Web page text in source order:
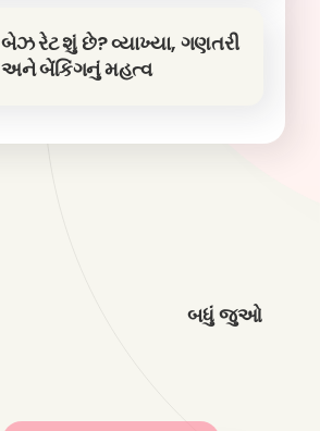
બેઝ રેટ શું છે? વ્યાખ્યા, ગણતરી
અને બેંકિંગનું મહત્વ
બધું જુઓ